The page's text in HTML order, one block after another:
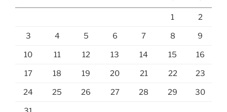
1 2
3 4 5 6 7 8 9
10 11 12 13 14 15 16
17 18 19 20 21 22 23
24 25 26 27 28 29 30